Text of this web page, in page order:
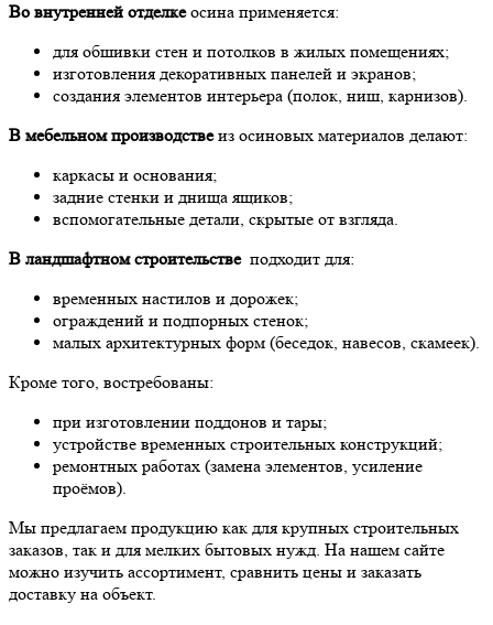
Во внутренней отделкеосина применяется:
для обшивки стен и потолков в жилых помещениях;
изготовления декоративных панелей и экранов;
создания элементов интерьера (полок, ниш, карнизов).
В мебельном производствеиз осиновых материалов делают:
каркасы и основания;
задние стенки и днища ящиков;
вспомогательные детали, скрытые от взгляда.
В ландшафтном строительствеподходит для:
временных настилов и дорожек;
ограждений и подпорных стенок;
малых архитектурных форм (беседок, навесов, скамеек).
Кроме того, востребованы:
при изготовлении поддонов и тары;
устройстве временных строительных конструкций;
ремонтных работах (замена элементов, усиление
проёмов).
Мы предлагаем продукцию как для крупных строительных
заказов, так и для мелких бытовых нужд. На нашем сайте
можно изучить ассортимент, сравнить цены и заказать
доставку на объект.